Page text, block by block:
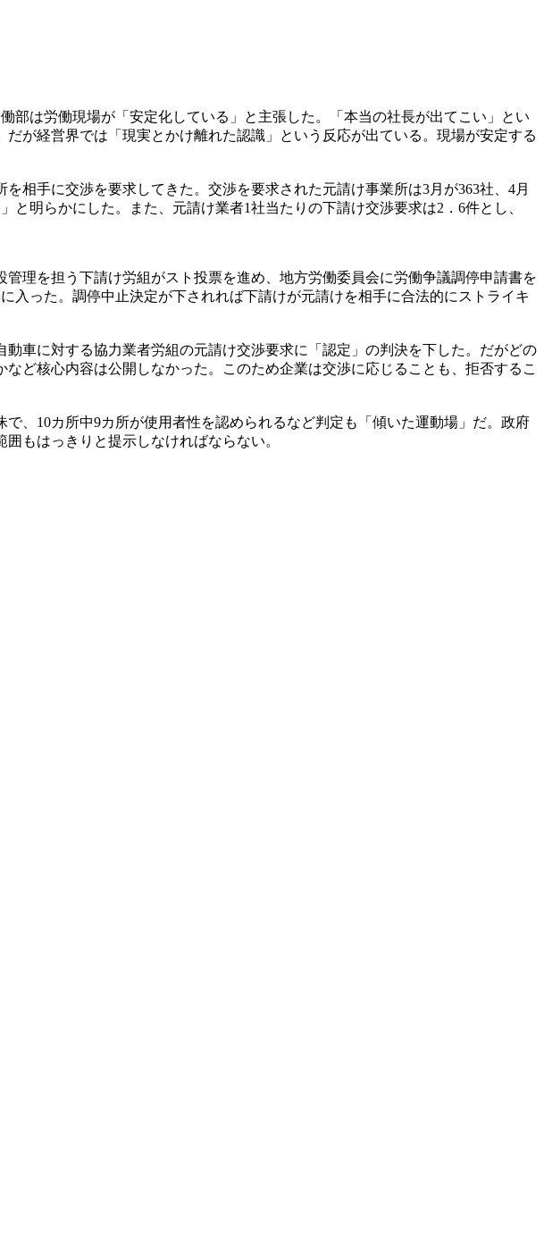
部は労働現場が「安定化している」と主張した。「本当の社長が出てこい」とい
が経営界では「現実とかけ離れた認識」という反応が出ている。現場が安定する
相手に交渉を要求してきた。交渉を要求された元請け事業所は3月が363社、4月
明らかにした。また、元請け業者1社当たりの下請け交渉要求は2．6件とし、
理を担う下請け労組がスト投票を進め、地方労働委員会に労働争議調停申請書を
入った。調停中止決定が下されれば下請けが元請けを相手に合法的にストライキ
車に対する協力業者労組の元請け交渉要求に「認定」の判決を下した。だがどの
ど核心内容は公開しなかった。このため企業は交渉に応じることも、拒否するこ
、10カ所中9カ所が使用者性を認められるなど判定も「傾いた運動場」だ。政府
もはっきりと提示しなければならない。